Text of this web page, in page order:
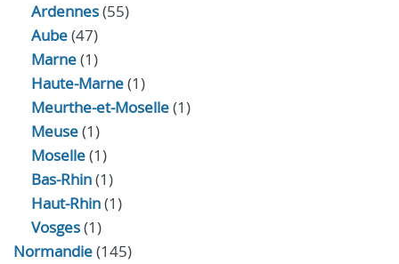
Ardennes(55)
Aube(47)
Marne(1)
Haute-Marne(1)
Meurthe-et-Moselle(1)
Meuse(1)
Moselle(1)
Bas-Rhin(1)
Haut-Rhin(1)
Vosges(1)
Normandie(145)